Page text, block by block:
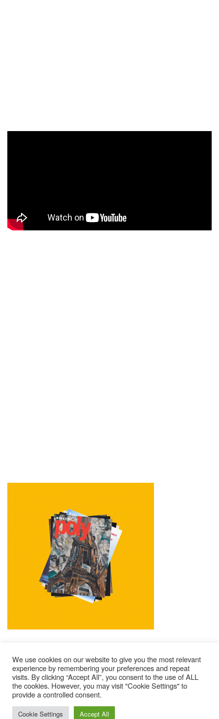
Mentions Légales Contacts
Où Trouver Poly ?
Lire Les Anciens N°
S’abonner À Poly
© 2025 – Magazine Poly – BKN
We use cookies on our website to give you the most relevant
experience by remembering your preferences and repeat
visits. By clicking “Accept All”, you consent to the use of ALL
the cookies. However, you may visit "Cookie Settings" to
provide a controlled consent.
Cookie Settings Accept All